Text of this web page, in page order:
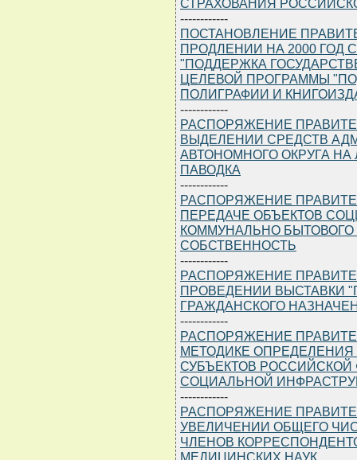
СТРАХОВАНИЯ
------------
ПОСТАНОВЛЕНИЕ
ПРОДЛЕНИИ НА 2000
"ПОДДЕРЖКА
ЦЕЛЕВОЙ ПРОГРАММЫ
ПОЛИГРАФИИ И
------------
РАСПОРЯЖЕНИЕ
ВЫДЕЛЕНИИ СРЕДСТВ
АВТОНОМНОГО ОКРУГА
ПАВОДКА
------------
РАСПОРЯЖЕНИЕ
ПЕРЕДАЧЕ ОБЪЕКТОВ
КОММУНАЛЬНО
СОБСТВЕННОСТЬ
------------
РАСПОРЯЖЕНИЕ
ПРОВЕДЕНИИ ВЫСТАВКИ
ГРАЖДАНСКОГО
------------
РАСПОРЯЖЕНИЕ
МЕТОДИКЕ
СУБЪЕКТОВ РОССИЙСКОЙ
СОЦИАЛЬНОЙ
------------
РАСПОРЯЖЕНИЕ
УВЕЛИЧЕНИИ ОБЩЕГО
ЧЛЕНОВ
МЕДИЦИНСКИХ НАУК